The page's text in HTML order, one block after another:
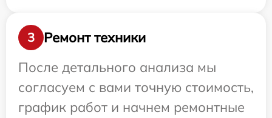
3
Ремонт техники
После детального анализа мы
согласуем с вами точную стоимость,
график работ и начнем ремонтные